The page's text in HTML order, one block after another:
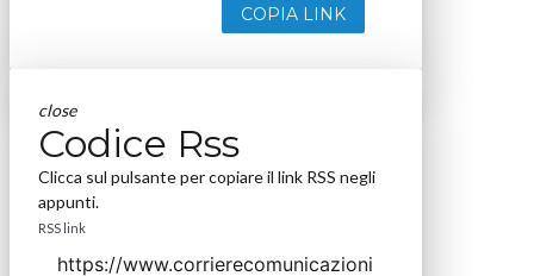
COPIA LINK
close
Codice Rss
Clicca sul pulsante per copiare il link RSS negli
appunti.
RSS link